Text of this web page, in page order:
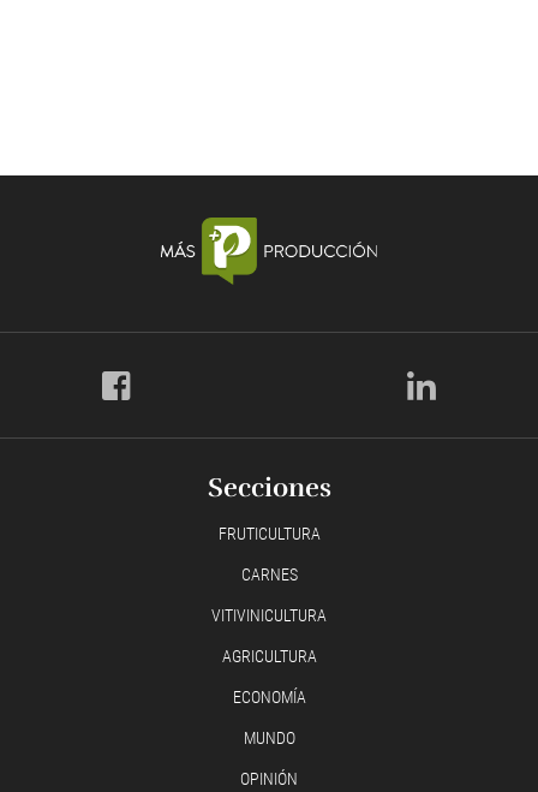
Secciones
FRUTICULTURA
CARNES
VITIVINICULTURA
AGRICULTURA
ECONOMÍA
MUNDO
OPINIÓN